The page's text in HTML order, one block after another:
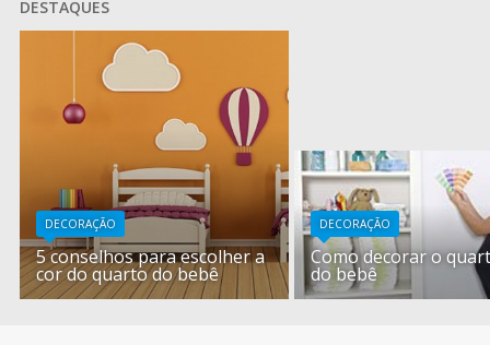
DESTAQUES
DECORAÇÃO
5 conselhos para escolher a
cor do quarto do bebê
DECORAÇÃO
Como decorar o
do bebê